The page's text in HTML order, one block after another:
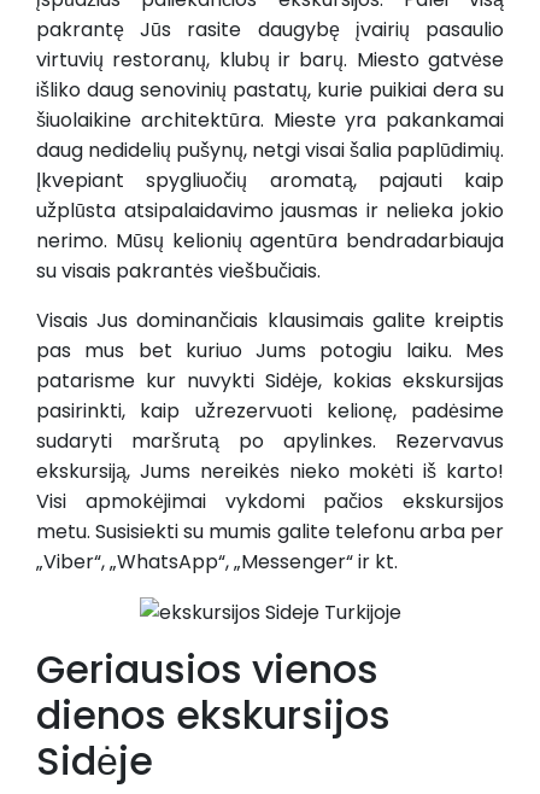
pakrantę Jūs rasite daugybę įvairių pasaulio
virtuvių restoranų, klubų ir barų. Miesto gatvėse
išliko daug senovinių pastatų, kurie puikiai dera su
šiuolaikine architektūra. Mieste yra pakankamai
daug nedidelių pušynų, netgi visai šalia paplūdimių.
Įkvepiant spygliuočių aromatą, pajauti kaip
užplūsta atsipalaidavimo jausmas ir nelieka jokio
nerimo. Mūsų kelionių agentūra bendradarbiauja
su visais pakrantės viešbučiais.
Visais Jus dominančiais klausimais galite kreiptis
pas mus bet kuriuo Jums potogiu laiku. Mes
patarisme kur nuvykti Sidėje, kokias ekskursijas
pasirinkti, kaip užrezervuoti kelionę, padėsime
sudaryti maršrutą po apylinkes. Rezervavus
ekskursiją, Jums nereikės nieko mokėti iš karto!
Visi apmokėjimai vykdomi pačios ekskursijos
metu. Susisiekti su mumis galite telefonu arba per
„Viber“, „WhatsApp“, „Messenger“ ir kt.
Geriausios vienos
dienos ekskursijos
Sidėje